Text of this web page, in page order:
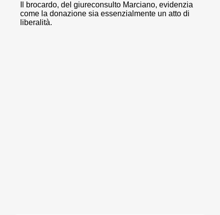
Il brocardo, del giureconsulto Marciano, evidenzia
come la donazione sia essenzialmente un atto di
liberalità.